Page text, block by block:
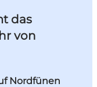
das
von
Nordfünen